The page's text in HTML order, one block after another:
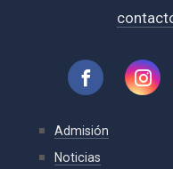
Admisión
Noticias